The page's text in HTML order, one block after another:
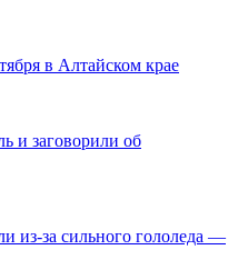
в Алтайском крае
и заговорили об
из-за сильного гололеда —